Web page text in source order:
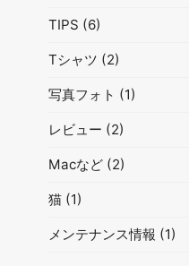
TIPS (6)
Tシャツ (2)
写真フォト (1)
レビュー (2)
Macなど (2)
猫 (1)
メンテナンス情報 (1)